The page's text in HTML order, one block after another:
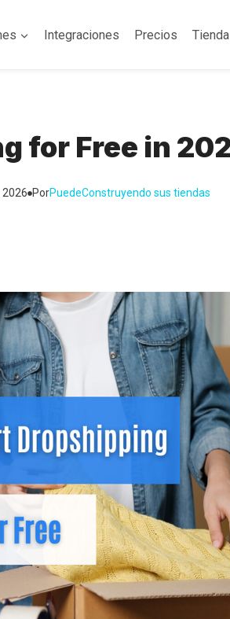
Integraciones Precios
for Free in
2026 PorPuedeConstruyendo sus tiendas